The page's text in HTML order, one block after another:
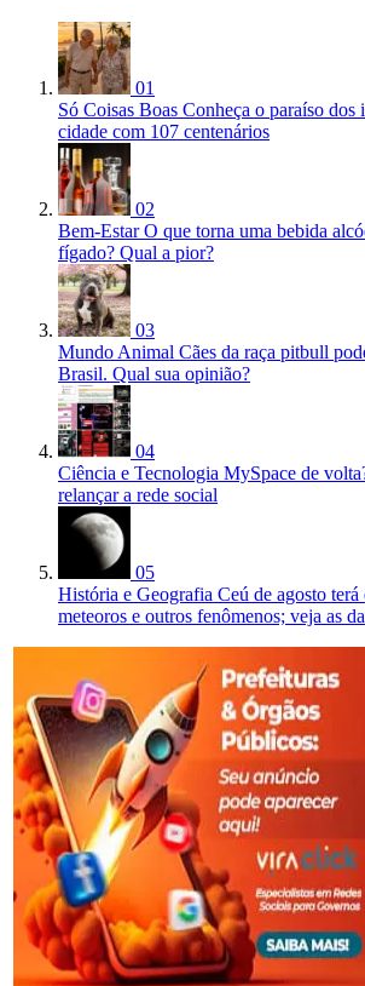
01
Só Coisas Boas Conheça o paraíso dos
cidade com 107 centenários
02
Bem-Estar O que torna uma bebida
fígado? Qual a pior?
03
Mundo Animal Cães da raça pitbull
Brasil. Qual sua opinião?
04
Ciência e Tecnologia MySpace de
relançar a rede social
05
História e Geografia Ceú de agosto
meteoros e outros fenômenos; veja as